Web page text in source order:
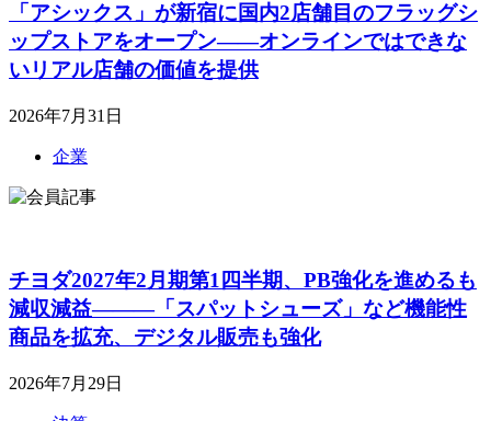
「アシックス」が新宿に国内2店舗目のフラッグシ
ップストアをオープン――オンラインではできな
いリアル店舗の価値を提供
2026年7月31日
企業
チヨダ2027年2月期第1四半期、PB強化を進めるも
減収減益―――「スパットシューズ」など機能性
商品を拡充、デジタル販売も強化
2026年7月29日